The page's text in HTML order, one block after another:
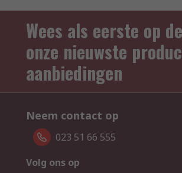
Wees als eerste op
onze nieuwste
aanbiedingen
Neem contact op
023 51 66 555
Volg ons op